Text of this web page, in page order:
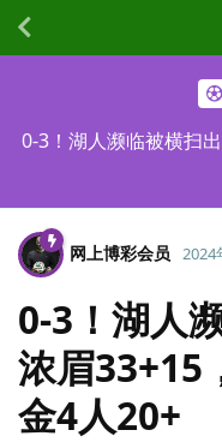
0-3！湖人濒临被横扫
网上博彩会员 2024
0-3！湖人
浓眉33+15
金4人20+